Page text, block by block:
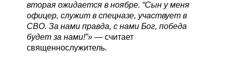
вторая ожидается в ноябре. “Сын у меня
офицер, служит в спецназе, участвует в
СВО. За нами правда, с нами Бог, победа
будет за нами!”» — считает
священнослужитель.